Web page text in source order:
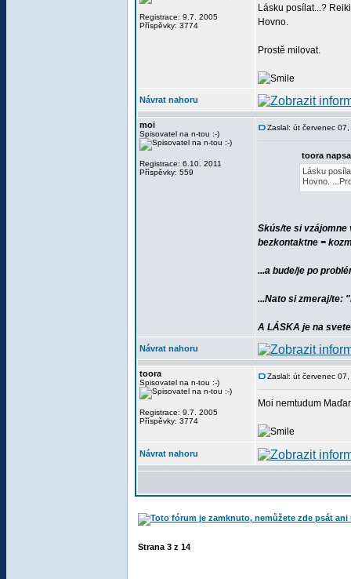
Registrace: 9.7. 2005
Příspěvky: 3774
Lásku posílat...?
Hovno.
Prostě milovat.
Návrat nahoru
moi
Spisovatel na n-tou :-)
Registrace: 6.10. 2011
Příspěvky: 559
Zaslal: út červenec
toora
Lásku
Hovno.
Skús/te si vzájomne
bezkontaktne =
...a bude/je po
...Nato si zmeraj/te:
A LÁSKA je na
Návrat nahoru
toora
Spisovatel na n-tou :-)
Registrace: 9.7. 2005
Příspěvky: 3774
Zaslal: út červenec
Moi nemtudum
Návrat nahoru
Strana 3 z 14